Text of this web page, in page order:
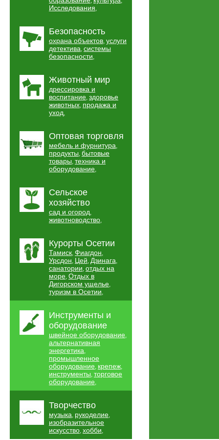
Исследования,
Безопасность
охрана объектов, услуги
детектива, системы
безопасности,
Животный мир
дрессировка и
воспитание, здоровье
животных, продажа и
уход,
Оптовая торговля
мебель и фурнитура,
продукты, бытовые
товары, техника и
оборудование,
Сельское
хозяйство
сад и огород,
животноводство,
Курорты Осетии
Тамиск, Фиагдон,
Урсдон, Цей, Дзинага,
санатории, отдых на
море, Отдых в
Дигорском ущелье,
туризм в Осетии,
Инструменты и
оборудование
швейное оборудование,
альтернативная
энергетика,
промышленное
оборудование, крепеж,
инструменты, торговое
оборудование,
Творчество
музыка, рукоделие,
изобразительное
искусство, хобби,